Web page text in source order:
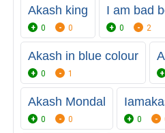
Akash king
0 0
I am bad
0 2
Akash in blue colour
0 1
Akash Mondal
0 0 0